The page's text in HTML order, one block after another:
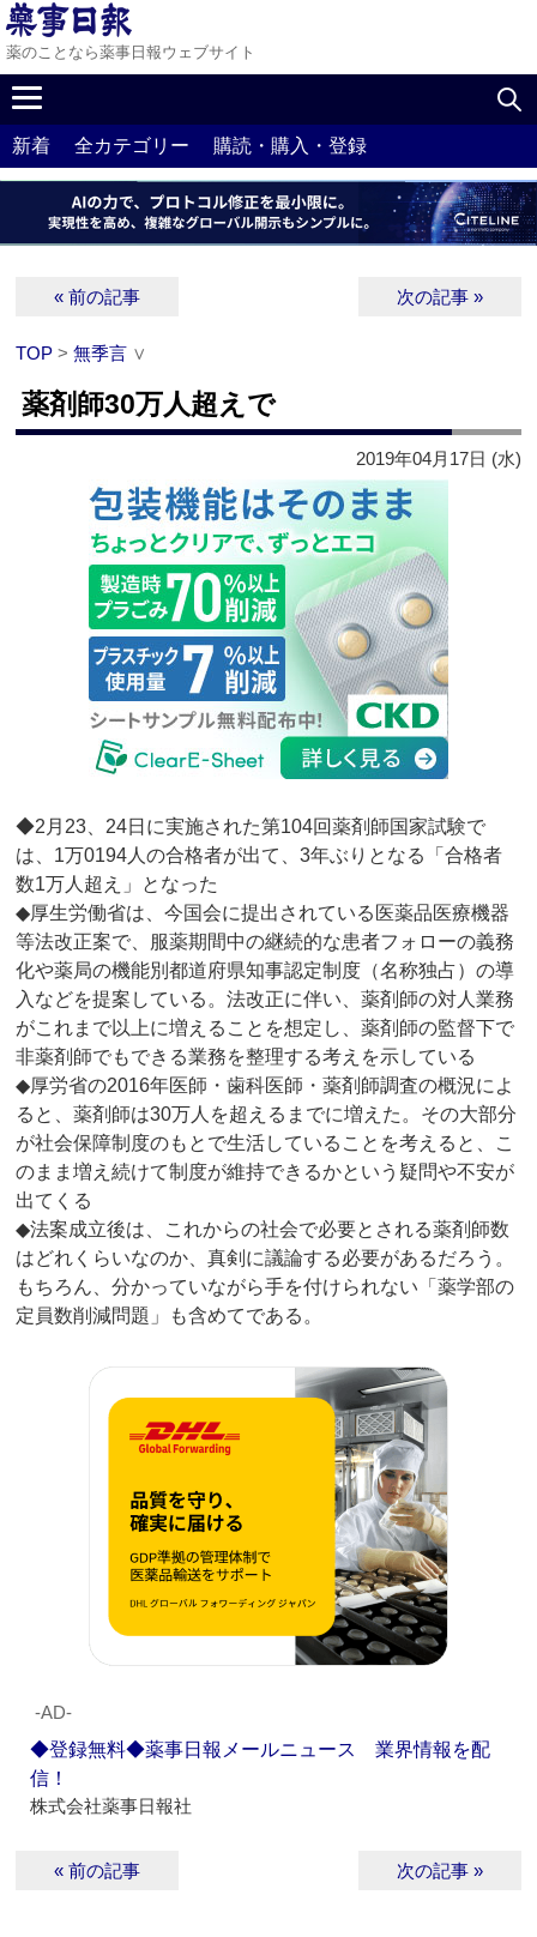
薬のことなら薬事日報ウェブサイト
新着 全カテゴリー 購読・購入・登録
« 前の記事 次の記事 »
TOP >無季言 ∨
薬剤師30万人超えで
2019年04月17日 (水)
◆2月23、24日に実施された第104回薬剤師国家試験で
は、1万0194人の合格者が出て、3年ぶりとなる「合格者
数1万人超え」となった
◆厚生労働省は、今国会に提出されている医薬品医療機器
等法改正案で、服薬期間中の継続的な患者フォローの義務
化や薬局の機能別都道府県知事認定制度（名称独占）の導
入などを提案している。法改正に伴い、薬剤師の対人業務
がこれまで以上に増えることを想定し、薬剤師の監督下で
非薬剤師でもできる業務を整理する考えを示している
◆厚労省の2016年医師・歯科医師・薬剤師調査の概況によ
ると、薬剤師は30万人を超えるまでに増えた。その大部分
が社会保障制度のもとで生活していることを考えると、こ
のまま増え続けて制度が維持できるかという疑問や不安が
出てくる
◆法案成立後は、これからの社会で必要とされる薬剤師数
はどれくらいなのか、真剣に議論する必要があるだろう。
もちろん、分かっていながら手を付けられない「薬学部の
定員数削減問題」も含めてである。
‐AD‐
◆登録無料◆薬事日報メールニュース 業界情報を配
信！
株式会社薬事日報社
« 前の記事 次の記事 »